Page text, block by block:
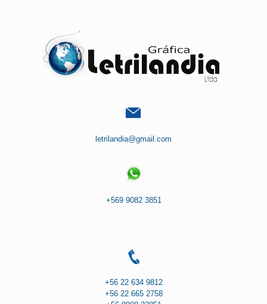
letrilandia@gmail.com
+569 9082 3851
+56 22 634 9812
+56 22 665 2758